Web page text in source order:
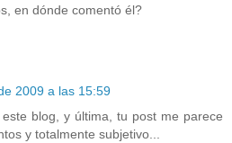
en dónde comentó él?
2009 a las 15:59
blog, y última, tu post me parece
y totalmente subjetivo...